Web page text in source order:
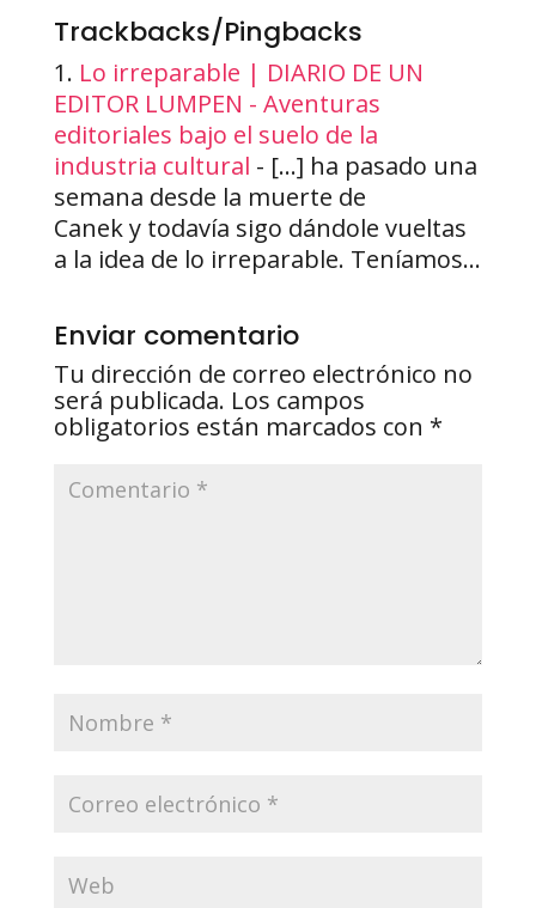
Trackbacks/Pingbacks
Lo irreparable | DIARIO DE UN
EDITOR LUMPEN - Aventuras
editoriales bajo el suelo de la
industria cultural - […] ha pasado una
semana desde la muerte de
Canek y todavía sigo dándole vueltas
a la idea de lo irreparable. Teníamos…
Enviar comentario
Tu dirección de correo electrónico no
será publicada. Los campos
obligatorios están marcados con *